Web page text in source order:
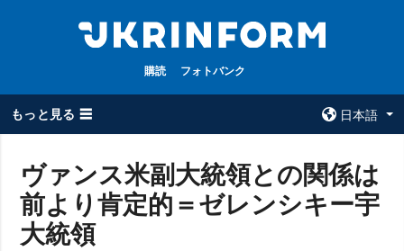
購読 フォトバンク
もっと見る ☰
日本語
全てのトピック
戦争
ウクルインフォ
ヴァンス米副大統領との関係は
前より肯定的＝ゼレンシキー宇
大統領